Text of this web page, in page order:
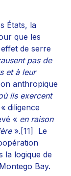
États, la
que les
de serre
pas de
et à leur
anthropique
ils exercent
diligence
« en raison
». [11]
Le
la logique de
Bay.